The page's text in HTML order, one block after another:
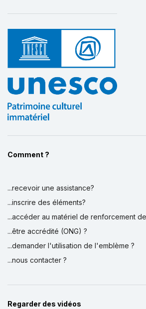
Comment ?
...recevoir une assistance?
...inscrire des éléments?
...accéder au matériel de renforcement
...être accrédité (ONG) ?
...demander l'utilisation de l'emblème ?
...nous contacter ?
Regarder des vidéos